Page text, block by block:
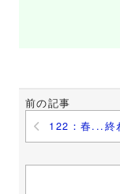
前の記事
122：春...終